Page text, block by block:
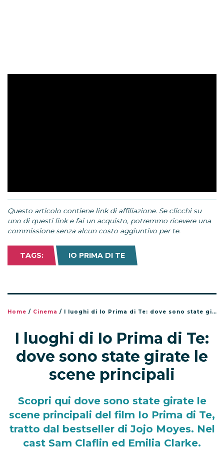
Questo articolo contiene link di affiliazione. Se clicchi su
uno di questi link e fai un acquisto, potremmo ricevere una
commissione senza alcun costo aggiuntivo per te.
TAGS: IO PRIMA DI TE
Home / Cinema / I luoghi di Io Prima di Te: dove sono state girate le scene principali
I luoghi di Io Prima di Te:
dove sono state girate le
scene principali
Scopri qui dove sono state girate le
scene principali del film Io Prima di Te,
tratto dal bestseller di Jojo Moyes. Nel
cast Sam Claflin ed Emilia Clarke.